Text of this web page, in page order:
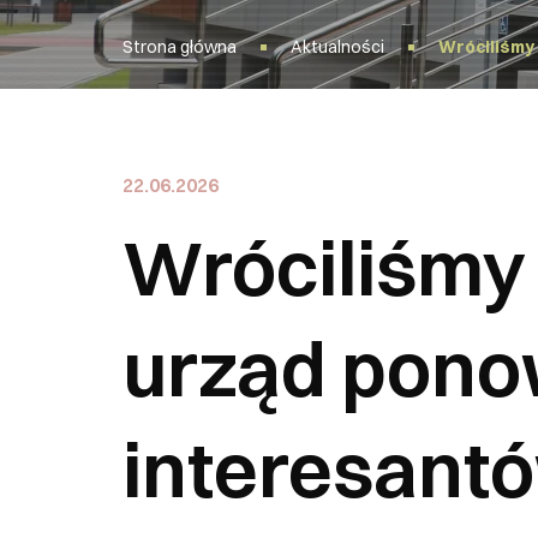
Strona główna Aktualności Wróciliśmy
22.06.2026
Wróciliśmy
urząd